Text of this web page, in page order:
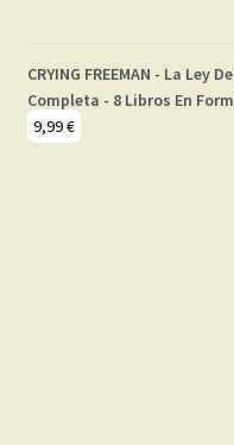
CRYING FREEMAN - La Ley
Completa - 8 Libros En
9,99€